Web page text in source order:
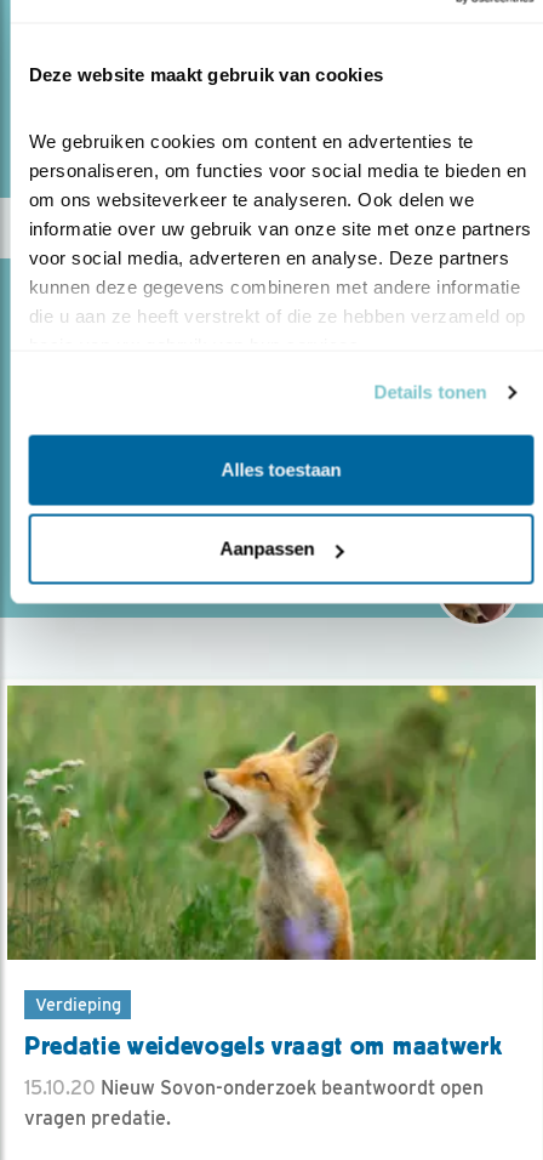
Deze website maakt gebruik van cookies
We gebruiken cookies om content en advertenties te
personaliseren, om functies voor social media te bieden en
om ons websiteverkeer te analyseren. Ook delen we
informatie over uw gebruik van onze site met onze partners
voor social media, adverteren en analyse. Deze partners
kunnen deze gegevens combineren met andere informatie
die u aan ze heeft verstrekt of die ze hebben verzameld op
Details tonen
Alles toestaan
Aanpassen
Door Jeanet van Zoelen
Blog
Jochem Myjer blijkt een onvervalst vogelaar!
in de natuur en stilletjes naar vogels kijkt...
Door Jeanet van Zoelen & Kees de Pater
Verdieping
Predatie weidevogels vraagt om maatwerk
15.10.20 Nieuw Sovon-onderzoek beantwoordt open
vragen predatie.